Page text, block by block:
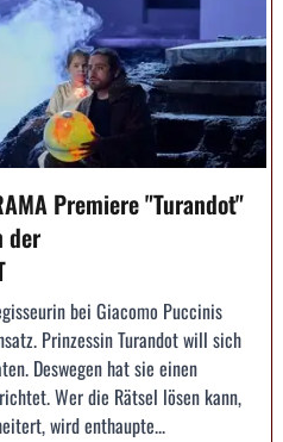
Premiere "Turandot"
der
bei Giacomo Puccinis
Prinzessin Turandot will sich
Deswegen hat sie einen
Wer die Rätsel lösen kann,
wird enthaupte...